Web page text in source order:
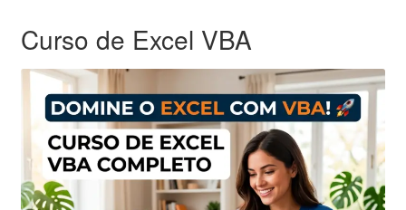
Curso de Excel VBA